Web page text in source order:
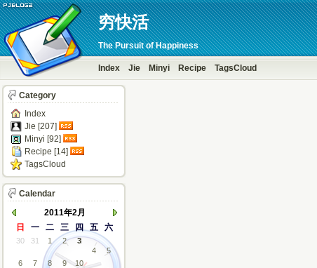
穷快活
The Pursuit of Happiness
Index Jie Minyi Recipe TagsCloud
Category
Index
Jie [207]
Minyi [92]
Recipe [14]
TagsCloud
Calendar
2011年2月
日
一 二 三 四 五 六
30 31 1 2
3
4
5
6
7 8 9
10